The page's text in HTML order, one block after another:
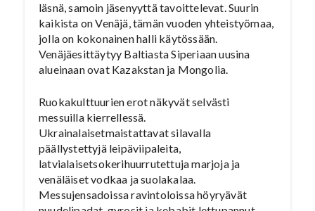
läsnä, samoin jäsenyyttä tavoittelevat. Suurin
kaikista on Venäjä, tämän vuoden yhteistyömaa,
jolla on kokonainen halli käytössään.
Venäjäesittäytyy Baltiasta Siperiaan uusina
alueinaan ovat Kazakstan ja Mongolia.
Ruokakulttuurien erot näkyvät selvästi
messuilla kierrellessä.
Ukrainalaisetmaistattavat silavalla
päällystettyjä leipäviipaleita,
latvialaisetsokerihuurrutettuja marjoja ja
venäläiset vodkaa ja suolakalaa.
Messujensadoissa ravintoloissa höyryävät